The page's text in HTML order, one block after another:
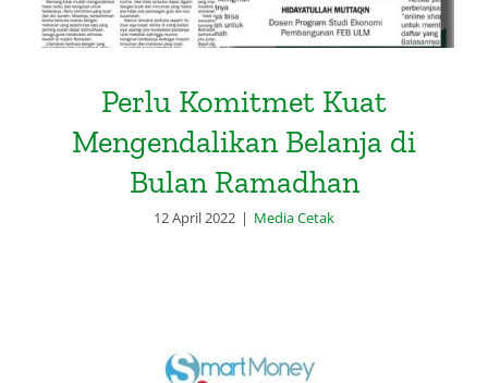
Perlu Komitmet Kuat
Mengendalikan Belanja di
Bulan Ramadhan
12 April 2022 | Media Cetak